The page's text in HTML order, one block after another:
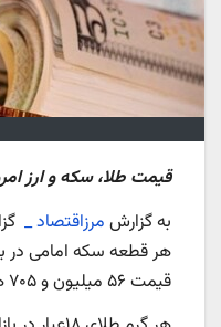
قیمت طلا، سکه و ارز
به گزارش مرزاقتصاد _
قیمت ۵۶ میلیون و ۷۰۵ هزار تومان فروخته شد.